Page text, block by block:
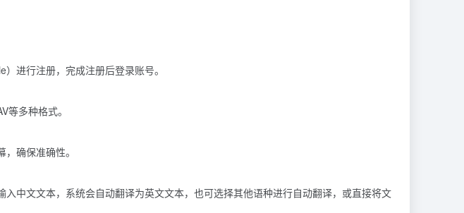
进行注册，完成注册后登录账号。
等多种格式。
确保准确性。
中文文本，系统会自动翻译为英文文本，也可选择其他语种进行自动翻译，或直接将文